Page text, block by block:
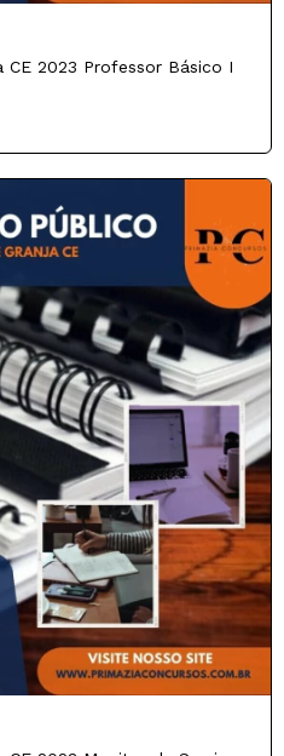
2023 Professor Básico I